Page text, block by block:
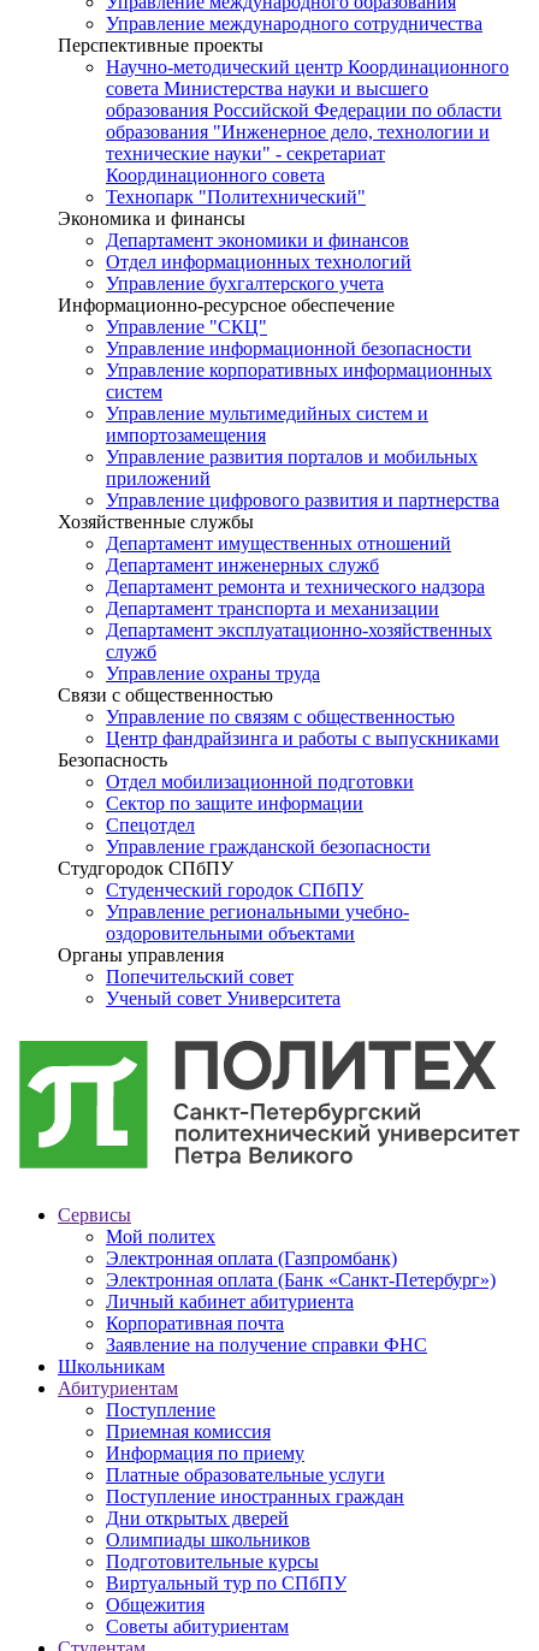
Управление международного сотрудничества
Перспективные проекты
Научно-методический центр Координационного
совета Министерства науки и высшего
образования Российской Федерации по области
образования "Инженерное дело, технологии и
технические науки" - секретариат
Координационного совета
Технопарк "Политехнический"
Экономика и финансы
Департамент экономики и финансов
Отдел информационных технологий
Управление бухгалтерского учета
Информационно-ресурсное обеспечение
Управление "СКЦ"
Управление информационной безопасности
Управление корпоративных информационных
систем
Управление мультимедийных систем и
импортозамещения
Управление развития порталов и мобильных
приложений
Управление цифрового развития и партнерства
Хозяйственные службы
Департамент имущественных отношений
Департамент инженерных служб
Департамент ремонта и технического надзора
Департамент транспорта и механизации
Департамент эксплуатационно-хозяйственных
служб
Управление охраны труда
Связи с общественностью
Управление по связям с общественностью
Центр фандрайзинга и работы с выпускниками
Безопасность
Отдел мобилизационной подготовки
Сектор по защите информации
Спецотдел
Управление гражданской безопасности
Студгородок СПбПУ
Студенческий городок СПбПУ
Управление региональными учебно-
оздоровительными объектами
Органы управления
Попечительский совет
Ученый совет Университета
Сервисы
Мой политех
Электронная оплата (Газпромбанк)
Электронная оплата (Банк «Санкт-Петербург»)
Личный кабинет абитуриента
Корпоративная почта
Заявление на получение справки ФНС
Школьникам
Абитуриентам
Поступление
Приемная комиссия
Информация по приему
Платные образовательные услуги
Поступление иностранных граждан
Дни открытых дверей
Олимпиады школьников
Подготовительные курсы
Виртуальный тур по СПбПУ
Общежития
Советы абитуриентам